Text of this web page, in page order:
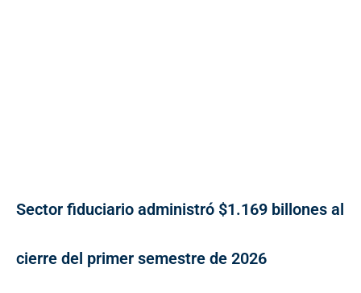
Sector fiduciario administró $1.169 billones al
cierre del primer semestre de 2026